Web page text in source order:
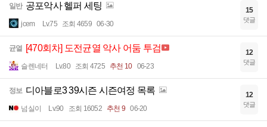
일반 공포악사 헬퍼 세팅
jcem Lv.75 조회 4659 06-30
15
댓글
균열 [470회차] 도전균열 악사 어둠 투검
슬렌네터 Lv.80 조회 4725 추천 10 06-23
12
댓글
정보 디아블로3 39시즌 시즌여정 목록
넘실이 Lv.90 조회 16052 추천 9 06-20
12
댓글